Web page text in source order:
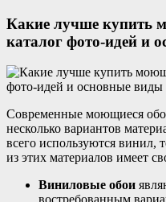
Какие лучше купить
каталог фото-идей и
Современные моющиеся
несколько вариантов
всего используются винил,
из этих материалов имеет
Виниловые обои